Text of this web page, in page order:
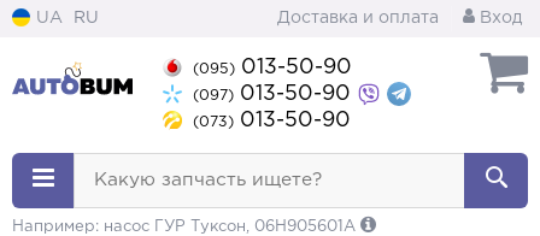
UA RU Доставка и оплата Вход
(095) 013-50-90
(097) 013-50-90
(073) 013-50-90
Какую запчасть ищете?
Например: насос ГУР Туксон, 06H905601A